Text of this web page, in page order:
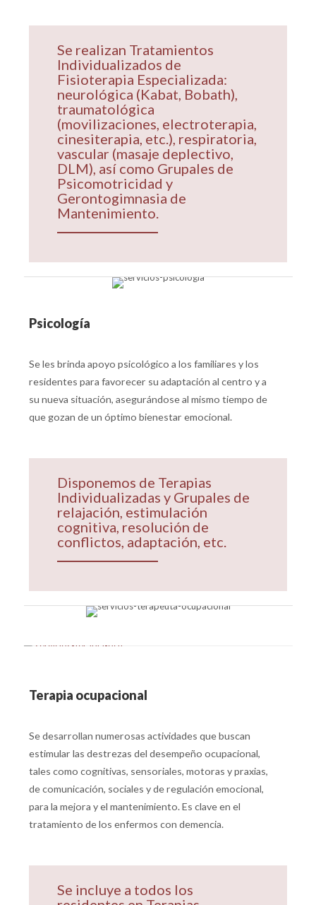
Se realizan Tratamientos
Individualizados de
Fisioterapia Especializada:
neurológica (Kabat, Bobath),
traumatológica
(movilizaciones, electroterapia,
cinesiterapia, etc.), respiratoria,
vascular (masaje deplectivo,
DLM), así como Grupales de
Psicomotricidad y
Gerontogimnasia de
Mantenimiento.
Psicología
Se les brinda apoyo psicológico a los familiares y los
residentes para favorecer su adaptación al centro y a
su nueva situación, asegurándose al mismo tiempo de
que gozan de un óptimo bienestar emocional.
Disponemos de Terapias
Individualizadas y Grupales de
relajación, estimulación
cognitiva, resolución de
conflictos, adaptación, etc.
Terapia ocupacional
Se desarrollan numerosas actividades que buscan
estimular las destrezas del desempeño ocupacional,
tales como cognitivas, sensoriales, motoras y praxias,
de comunicación, sociales y de regulación emocional,
para la mejora y el mantenimiento. Es clave en el
tratamiento de los enfermos con demencia.
Se incluye a todos los